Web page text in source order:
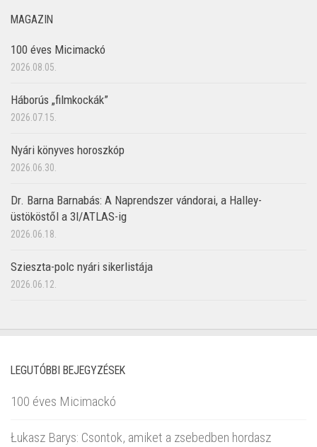
MAGAZIN
100 éves Micimackó
2026.08.05.
Háborús „filmkockák”
2026.07.15.
Nyári könyves horoszkóp
2026.06.30.
Dr. Barna Barnabás: A Naprendszer vándorai, a Halley-
üstököstől a 3I/ATLAS-ig
2026.06.18.
Szieszta-polc nyári sikerlistája
2026.06.12.
LEGUTÓBBI BEJEGYZÉSEK
100 éves Micimackó
Łukasz Barys: Csontok, amiket a zsebedben hordasz